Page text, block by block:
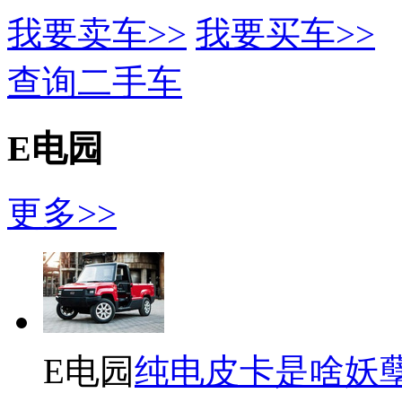
我要卖车>> 我要买车>>
查询二手车
E电园
更多>>
E电园纯电皮卡是啥妖